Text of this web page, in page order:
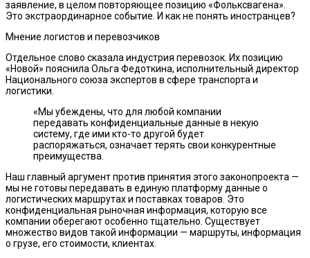
заявление, в целом повторяющее позицию «Фольксвагена».
Это экстраординарное событие. И как не понять иностранцев?
Мнение логистов и перевозчиков
Отдельное слово сказала индустрия перевозок. Их позицию
«Новой» пояснила Ольга Федоткина, исполнительный директор
Национального союза экспертов в сфере транспорта и
логистики.
«Мы убеждены, что для любой компании
передавать конфиденциальные данные в некую
систему, где ими кто-то другой будет
распоряжаться, означает терять свои конкурентные
преимущества.
Наш главный аргумент против принятия этого законопроекта —
мы не готовы передавать в единую платформу данные о
логистических маршрутах и поставках товаров. Это
конфиденциальная рыночная информация, которую все
компании оберегают особенно тщательно. Существует
множество видов такой информации — маршруты, информация
о грузе, его стоимости, клиентах.